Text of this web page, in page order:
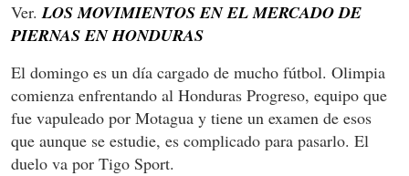
Ver.LOS MOVIMIENTOS EN EL MERCADO DE
PIERNAS EN HONDURAS
El domingo es un día cargado de mucho fútbol. Olimpia
comienza enfrentando al Honduras Progreso, equipo que
fue vapuleado por Motagua y tiene un examen de esos
que aunque se estudie, es complicado para pasarlo. El
duelo va por Tigo Sport.